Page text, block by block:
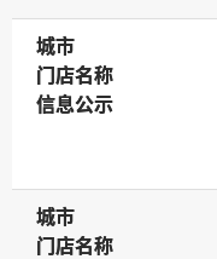
城市
城市
门店名称
门店名称
信息公示
信息公示
城市
城市
门店名称
门店名称